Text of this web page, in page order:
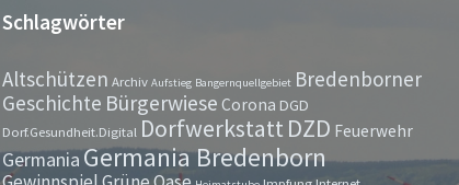
Schlagwörter
Altschützen Archiv Aufstieg Bangernquellgebiet Bredenborner
Geschichte Bürgerwiese Corona DGD
Dorf.Gesundheit.Digital Dorfwerkstatt DZD Feuerwehr
GermaniaGermania Bredenborn